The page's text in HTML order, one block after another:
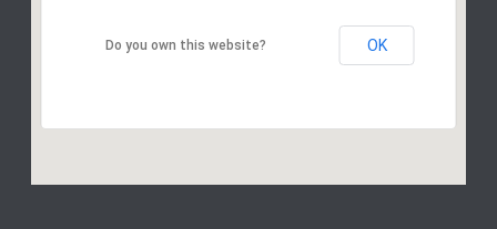
Do you own this website? OK